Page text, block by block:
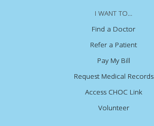
I WANT TO...
Find a Doctor
Refer a Patient
Pay My Bill
Request Medical Records
Access CHOC Link
Volunteer